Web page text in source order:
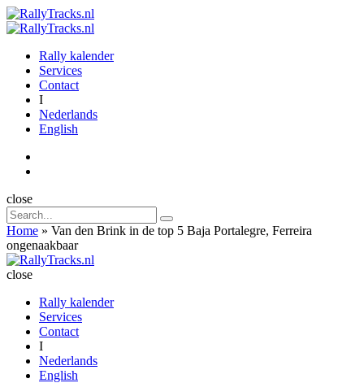
Menu
Search
Menu
Rally kalender
Services
Contact
I
Nederlands
English
Search
close
Search
for:
Search
Home » Van den Brink in de top 5 Baja Portalegre, Ferreira
ongenaakbaar
close
Rally kalender
Services
Contact
I
Nederlands
English